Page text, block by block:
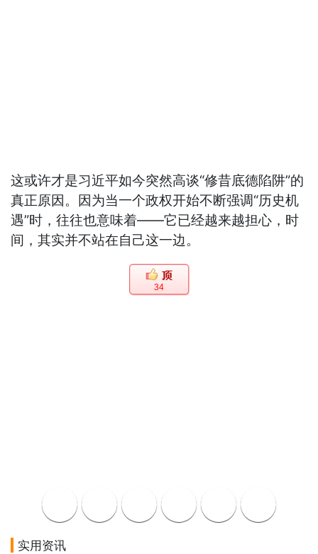
这或许才是习近平如今突然高谈“修昔底德陷阱”的
真正原因。因为当一个政权开始不断强调“历史机
遇”时，往往也意味着——它已经越来越担心，时
间，其实并不站在自己这一边。
34
实用资讯